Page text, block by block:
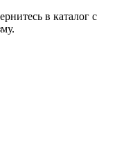
в каталог с